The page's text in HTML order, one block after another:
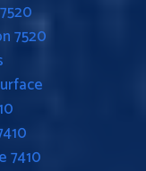
7520
7410